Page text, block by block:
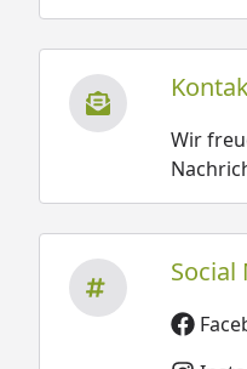
Wir
Social